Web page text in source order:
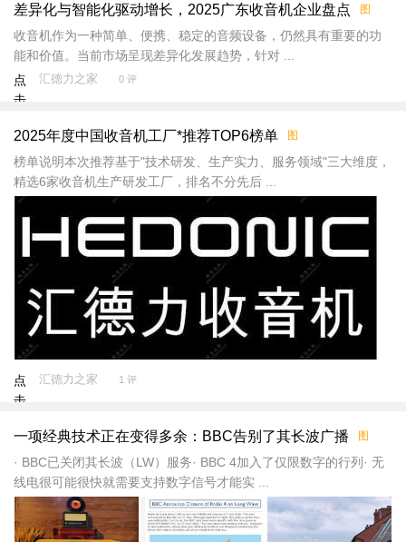
新
加
载
差异化与智能化驱动增长，2025广东收音机企业盘点 图
收音机作为一种简单、便携、稳定的音频设备，仍然具有重要的功
能和价值。当前市场呈现差异化发展趋势，针对 ...
点
击
新
加
载
汇德力之家 0 评
2025年度中国收音机工厂*推荐TOP6榜单 图
榜单说明本次推荐基于"技术研发、生产实力、服务领域"三大维度，
精选6家收音机生产研发工厂，排名不分先后 ...
点
击
新
加
载
汇德力之家 1 评
一项经典技术正在变得多余：BBC告别了其长波广播 图
· BBC已关闭其长波（LW）服务· BBC 4加入了仅限数字的行列· 无
线电很可能很快就需要支持数字信号才能实 ...